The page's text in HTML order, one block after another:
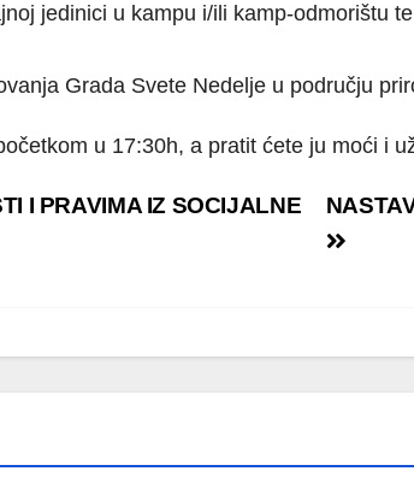
jedinici u kampu i/ili kamp-odmorištu
Grada Svete Nedelje u području
u 17:30h, a pratit ćete ju moći i
I PRAVIMA IZ SOCIJALNE